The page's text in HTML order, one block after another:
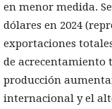
en menor medida.
dólares en 2024
exportaciones
de acrecentamiento
producción
internacional y el